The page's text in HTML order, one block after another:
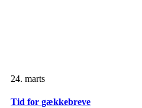
24. marts
Tid for gækkebreve